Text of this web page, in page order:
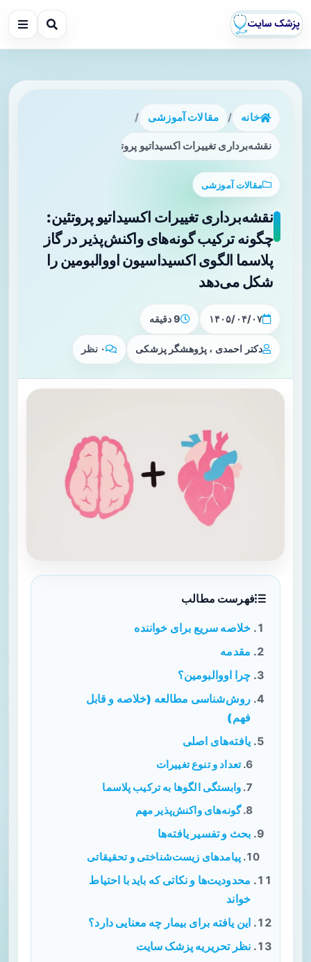
خانه / مقالات آموزشی /
نقشه‌برداری تغییرات اکسیداتیو پروتئین: چگونه ترکیب
مقالات آموزشی
نقشه‌برداری تغییرات اکسیداتیو پروتئین:
چگونه ترکیب گونه‌های واکنش‌پذیر در گاز
پلاسما الگوی اکسیداسیون اووالبومین را
شکل می‌دهد
۱۴۰۵/۰۴/۰۷ 9 دقیقه
دکتر احمدی ، پژوهشگر پزشکی ۰ نظر
فهرست مطالب
خلاصه سریع برای خواننده
مقدمه
چرا اووالبومین؟
روش‌شناسی مطالعه (خلاصه و قابل
فهم)
یافته‌های اصلی
تعداد و تنوع تغییرات
وابستگی الگوها به ترکیب پلاسما
گونه‌های واکنش‌پذیر مهم
بحث و تفسیر یافته‌ها
پیامدهای زیست‌شناختی و تحقیقاتی
محدودیت‌ها و نکاتی که باید با احتیاط
خواند
این یافته برای بیمار چه معنایی دارد؟
نظر تحریریه پزشک سایت